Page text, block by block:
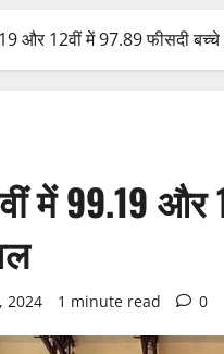
और 12वीं में 97.89 फीसदी बच्चे
में 99.19 और
2024 1 minute read 0